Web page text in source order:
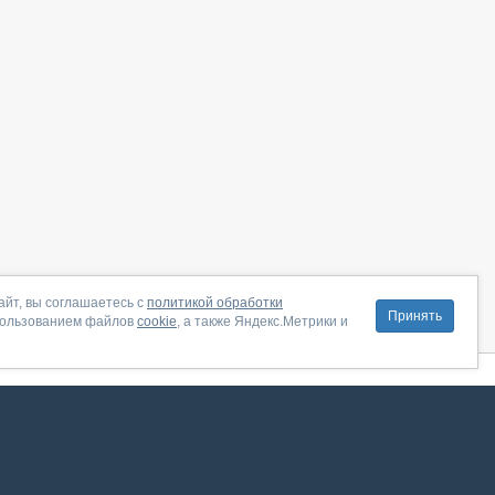
Принять
вы соглашаетесь с политикой обработки
файлов cookie, а также Яндекс.Метрики и